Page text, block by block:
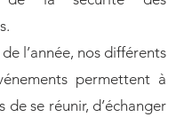
l’année, nos différents
permettent à
de se réunir, d’échanger